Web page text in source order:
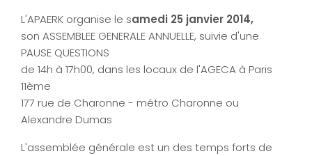
L'APAERK organise le samedi 25 janvier 2014,
son ASSEMBLEE GENERALE ANNUELLE, suivie d'une
PAUSE QUESTIONS
de 14h à 17h00, dans les locaux de l'AGECA à Paris
11ème
177 rue de Charonne - métro Charonne ou
Alexandre Dumas
L'assemblée générale est un des temps forts de